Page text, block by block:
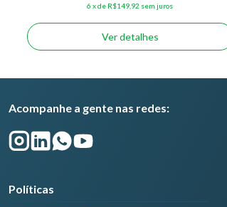
6 xde R$149,92 sem juros
Ver detalhes
Acompanhe a gente nas redes:
Políticas